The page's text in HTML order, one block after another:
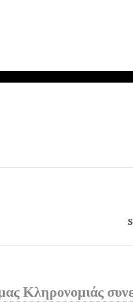
Κληρονομιάς